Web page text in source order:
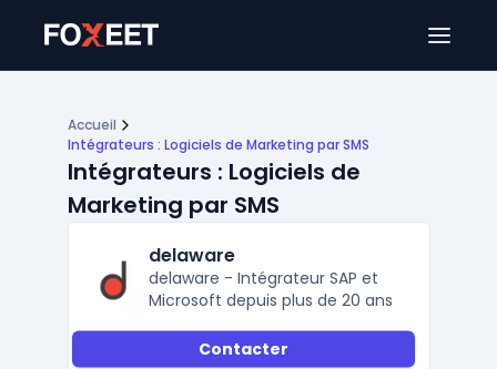
Accueil
Intégrateurs : Logiciels de Marketing par SMS
Intégrateurs : Logiciels de
Marketing par SMS
delaware
delaware - Intégrateur SAP et
Microsoft depuis plus de 20 ans
Contacter